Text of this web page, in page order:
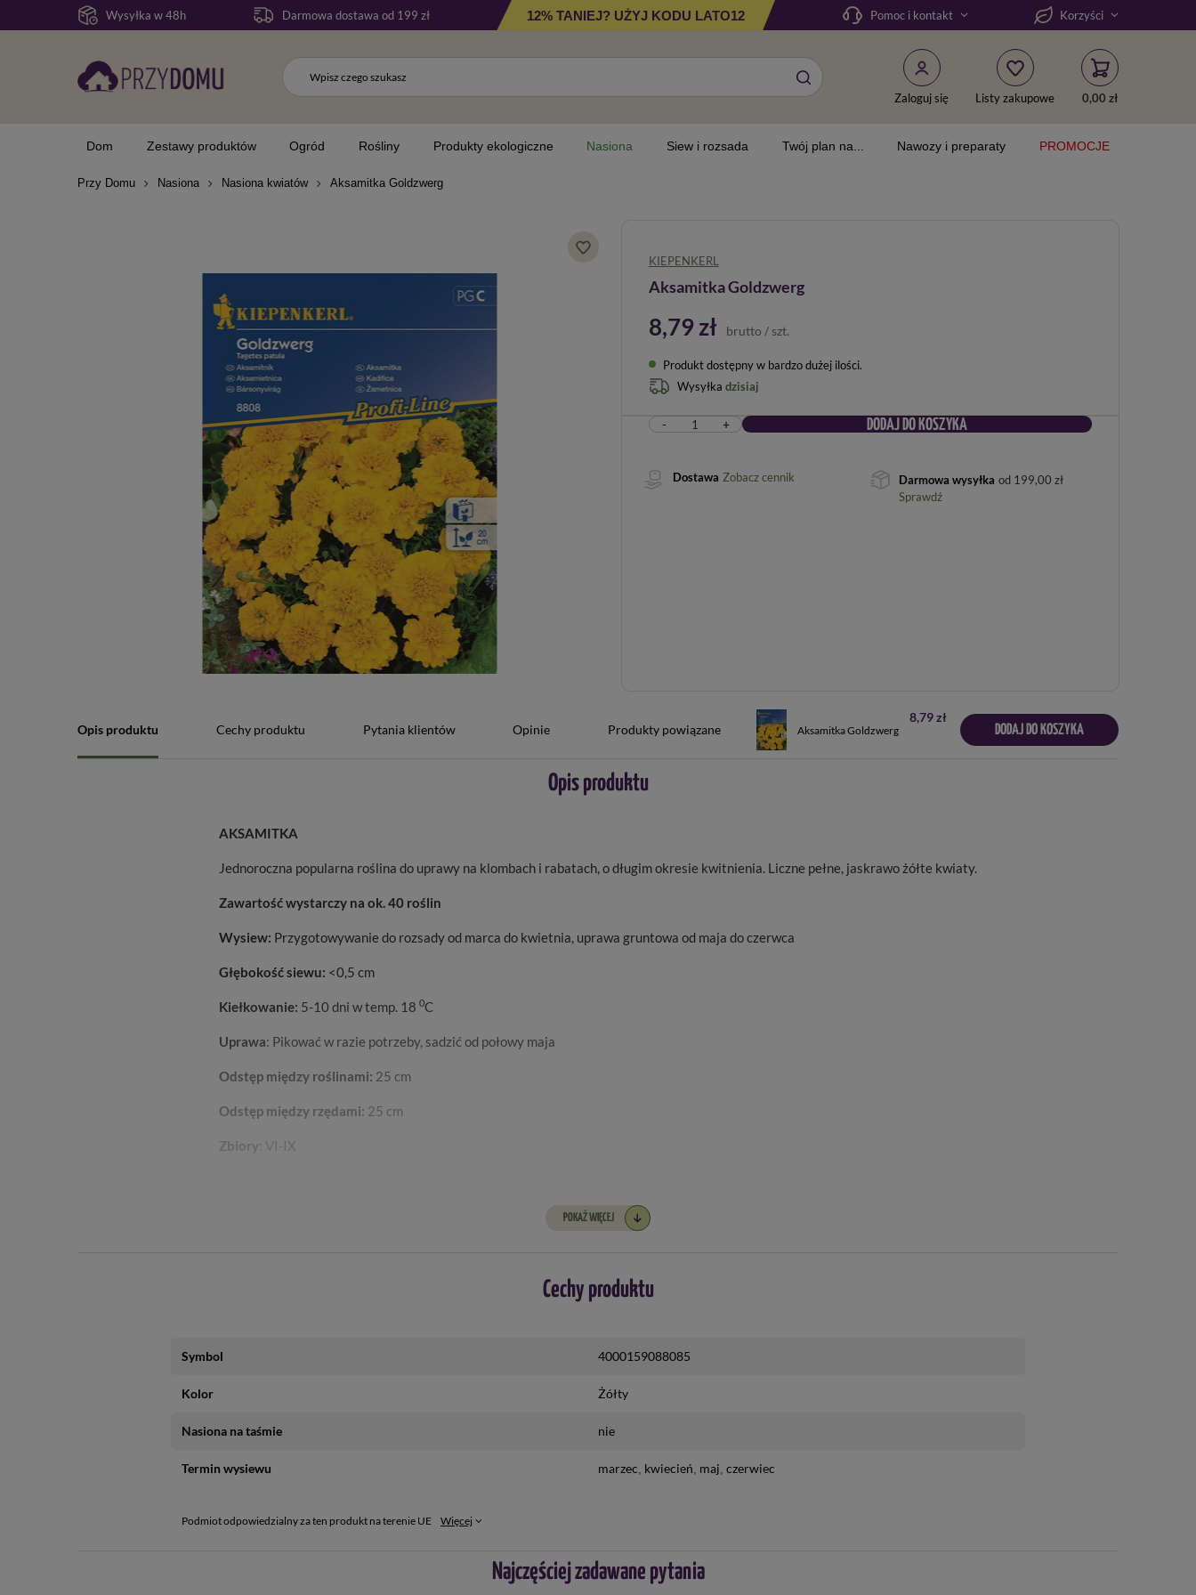
Wysyłka w 48h Darmowa dostawa od 199 zł 12% TANIEJ? UŻYJ KODU LATO12 Pomoc i kontakt Korzyści
Zaloguj się Listy zakupowe 0,00 zł
Dom Zestawy produktów Ogród Rośliny Produkty ekologiczne Nasiona Siew i rozsada Twój plan na... Nawozy i preparaty PROMOCJE
Przy Domu Nasiona Nasiona kwiatów Aksamitka Goldzwerg
KIEPENKERL
Aksamitka Goldzwerg
8,79 zł brutto / szt.
Produkt dostępny w bardzo dużej ilości
Wysyłka dzisiaj
- + DODAJ DO KOSZYKA
Dostawa Zobacz cennik Darmowa wysyłka od 199,00 zł
Sprawdź
Opis produktu Cechy produktu Pytania klientów Opinie Produkty powiązane Aksamitka Goldzwerg
8,79 zł
DODAJ DO KOSZYKA
Opis produktu
AKSAMITKA
Jednoroczna popularna roślina do uprawy na klombach i rabatach, o długim okresie kwitnienia. Liczne pełne, jaskrawo żółte kwiaty.
Zawartość wystarczy na ok. 40 roślin
Wysiew: Przygotowywanie do rozsady od marca do kwietnia, uprawa gruntowa od maja do czerwca
Głębokość siewu: <0,5 cm
Kiełkowanie: 5-10 dni w temp. 18 0C
Uprawa: Pikować w razie potrzeby, sadzić od połowy maja
Odstęp między roślinami: 25 cm
Odstęp między rzędami: 25 cm
Zbiory : VI-IX
POKAŻ WIĘCEJ
Cechy produktu
Symbol 4000159088085
Kolor Żółty
Nasiona na taśmie nie
Termin wysiewu marzec kwiecień maj czerwiec
Podmiot odpowiedzialny za ten produkt na terenie UE Więcej
Najczęściej zadawane pytania